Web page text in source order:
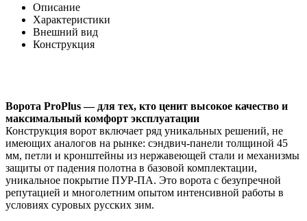
Описание
Характеристики
Внешний вид
Конструкция
Ворота ProPlus — для тех, кто ценит высокое качество и
максимальный комфорт эксплуатации
Конструкция ворот включает ряд уникальных решений, не
имеющих аналогов на рынке: сэндвич-панели толщиной 45
мм, петли и кронштейны из нержавеющей стали и механизмы
защиты от падения полотна в базовой комплектации,
уникальное покрытие ПУР-ПА. Это ворота с безупречной
репутацией и многолетним опытом интенсивной работы в
условиях суровых русских зим.